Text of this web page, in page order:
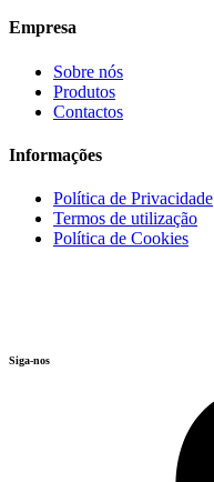
Empresa
Sobre nós
Produtos
Contactos
Informações
Política de Privacidade
Termos de utilização
Política de Cookies
Siga-nos